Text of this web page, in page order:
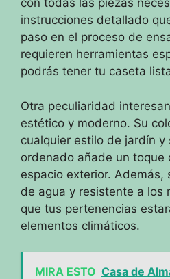
con todas las piezas
instrucciones detallado
paso en el proceso de
requieren herramientas
podrás tener tu caseta
Otra peculiaridad
estético y moderno. Su
cualquier estilo de jardín y
ordenado añade un toque
espacio exterior. Además,
de agua y resistente a los
que tus pertenencias
elementos climáticos.
MIRA ESTO Casa de